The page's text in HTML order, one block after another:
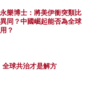
樂博士：將美伊衝突類比
同？中國崛起能否為全球
？
球共治才是解方